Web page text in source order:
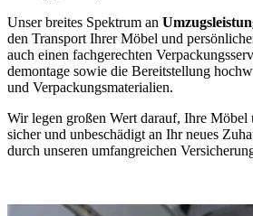
Unser breites Spektrum an
den Transport Ihrer Möbel und
auch einen fachgerechten
demontage sowie die Bereitstellung
und Verpackungsmaterialien.
Wir legen großen Wert darauf, Ihre Möbel
sicher und unbeschädigt an Ihr neues
durch unseren umfangreichen